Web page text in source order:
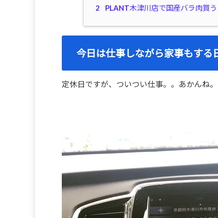
2 PLANT木津川店で国産バラ肉買う
今日は仕事しながら家事もする
定休日ですが、ついつい仕事。。あかんね